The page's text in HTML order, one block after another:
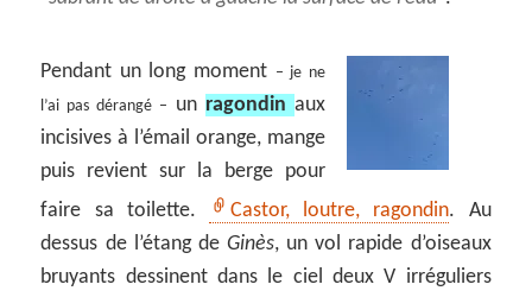
Pendant un long moment – je ne
l’ai pas dérangé – un ragondin aux
incisives à l’émail orange, mange
puis revient sur la berge pour
faire sa toilette.
Castor, loutre, ragondin. Au
dessus de l’étang de Ginès, un vol rapide d’oiseaux
bruyants dessinent dans le ciel deux V irréguliers